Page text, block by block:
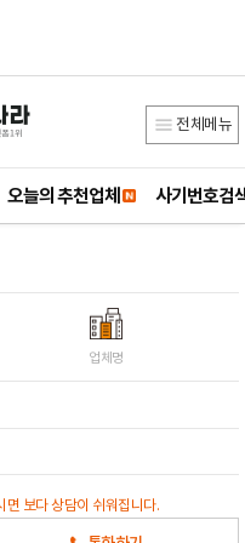
전체메뉴
오늘의 추천업체 사기번호검
업체명
면 보다 상담이 쉬워집니다.